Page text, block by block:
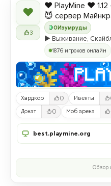
❤
3
0Изумруды
❤️ PlayMine ❤️ 1.12
😈 сервер
▶️ Выживание,
1876 игроков онлайн
Хардкор 0 Ивенты
Донат 0 Моб арена
best.playmine.org
Обзор